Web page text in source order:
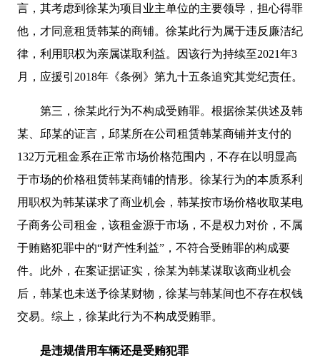
言，其考虑到徐某为项目业主单位的主要领导，担心得罪
他，才同意租赁韩某的商铺。徐某此行为属于违反廉洁纪
律，利用职权为亲属谋取利益。因该行为持续至2021年3
月，应援引2018年《条例》第九十五条追究其党纪责任。
第三，徐某此行为不构成受贿罪。根据徐某供述及韩
某、邱某的证言，邱某所在公司租赁韩某商铺并支付的
132万元租金系在正常市场价格范围内，不存在以明显高
于市场的价格租赁韩某商铺的情形。徐某行为的本质系利
用职权为韩某谋求了商业机会，韩某按市场价格收取某电
子商务公司租金，该租金源于市场，不是权力对价，不属
于贿赂犯罪中的“财产性利益”，不符合受贿罪的构成要
件。此外，在案证据证实，徐某为韩某谋取该商业机会
后，韩某也未送予徐某财物，徐某与韩某间也不存在权钱
交易。综上，徐某此行为不构成受贿罪。
是违规借用车辆还是受贿犯罪